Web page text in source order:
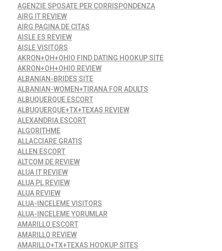
AGENZIE SPOSATE PER CORRISPONDENZA
AIRG IT REVIEW
AIRG PAGINA DE CITAS
AISLE ES REVIEW
AISLE VISITORS
AKRON+OH+OHIO FIND DATING HOOKUP SITE
AKRON+OH+OHIO REVIEW
ALBANIAN-BRIDES SITE
ALBANIAN-WOMEN+TIRANA FOR ADULTS
ALBUQUERQUE ESCORT
ALBUQUERQUE+TX+TEXAS REVIEW
ALEXANDRIA ESCORT
ALGORITHME
ALLACCIARE GRATIS
ALLEN ESCORT
ALTCOM DE REVIEW
ALUA IT REVIEW
ALUA PL REVIEW
ALUA REVIEW
ALUA-INCELEME VISITORS
ALUA-INCELEME YORUMLAR
AMARILLO ESCORT
AMARILLO REVIEW
AMARILLO+TX+TEXAS HOOKUP SITES